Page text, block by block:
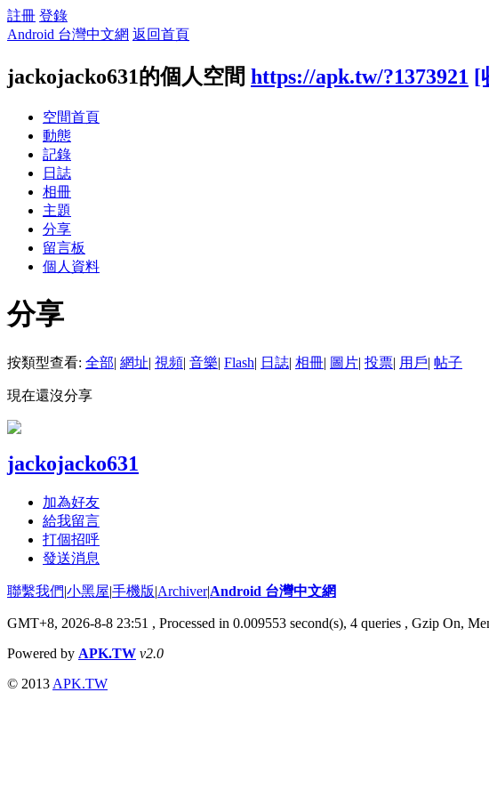
註冊 登錄
Android 台灣中文網 返回首頁
jackojacko631的個人空間 https://apk.tw/?1373921 [
空間首頁
動態
記錄
日誌
相冊
主題
分享
留言板
個人資料
分享
按類型查看: 全部| 網址| 視頻| 音樂| Flash| 日誌| 相冊| 圖片| 投票| 用戶| 帖子
現在還沒分享
jackojacko631
加為好友
給我留言
打個招呼
發送消息
聯繫我們|小黑屋|手機版|Archiver|Android 台灣中文網
GMT+8, 2026-8-8 23:51 , Processed in 0.009553 second(s), 4 queries , Gzip On,
Powered by APK.TW v2.0
© 2013 APK.TW